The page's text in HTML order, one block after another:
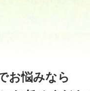
お悩みなら